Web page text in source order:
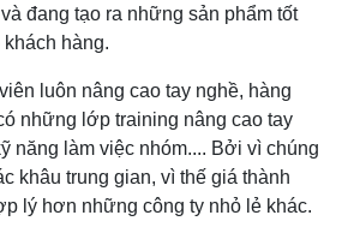
đang tạo ra những sản phẩm tốt
hàng.
luôn nâng cao tay nghề, hàng
những lớp training nâng cao tay
năng làm việc nhóm.... Bởi vì chúng
khâu trung gian, vì thế giá thành
lý hơn những công ty nhỏ lẻ khác.